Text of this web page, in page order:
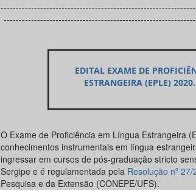
EDITAL EXAME DE
ESTRANGEIRA (EPLE)
O Exame de Proficiência em Língua Estrangeira
conhecimentos instrumentais em língua
ingressar em cursos de pós-graduação stricto
Sergipe e é regulamentada pela Resolução nº 27/
Pesquisa e da Extensão (CONEPE/UFS).